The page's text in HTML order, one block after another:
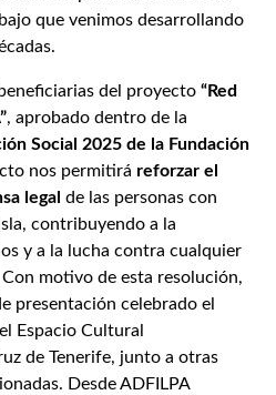
que venimos desarrollando
del proyecto “Red
, aprobado dentro de la
Social 2025 de la Fundación
nos permitirá reforzar el
legal de las personas con
contribuyendo a la
y a la lucha contra cualquier
motivo de esta resolución,
presentación celebrado el
Espacio Cultural
de Tenerife, junto a otras
Desde ADFILPA